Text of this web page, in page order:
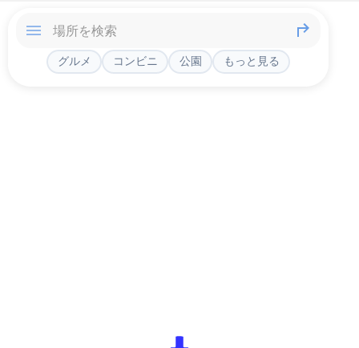
グルメ コンビニ 公園 もっと見る